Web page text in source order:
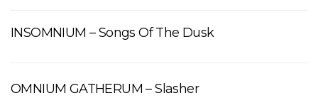
INSOMNIUM – Songs Of The Dusk
OMNIUM GATHERUM – Slasher